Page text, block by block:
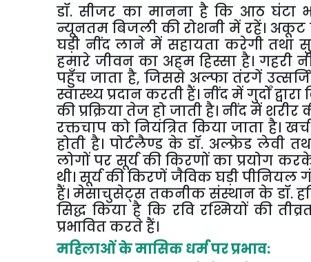
डॉ. सीजर का मानना है कि आठ घंटा
न्यूनतम बिजली की रोशनी में रहें।
घड़ी नींद लाने में सहायता करेगी
हमारे जीवन का अहम हिस्सा है। गहरी
पहुँच जाता है,जिससे अल्फा तंरगें
स्वास्थ्य प्रदान करती हैं। नींद में गुर्दों
की प्रक्रिया तेज हो जाती है। नींद में
रक्तचाप को नियंत्रित किया जाता है।
होती है। पोर्टलैण्ड के डॉ. अल्फ्रेड लेवी
लोगों पर सूर्य की किरणों का प्रयोग
थी। सूर्य की किरणें जैविक घड़ी पीनियल
हैं। मेसाचुसेट्स तकनीक संस्थान के डॉ.
सिद्ध किया है कि रवि रश्मियों की
प्रभावित करते हैं।
महिलाओं के मासिक धर्म पर प्रभाव: